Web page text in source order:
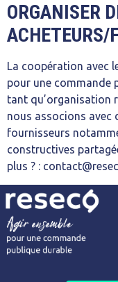
ORGANISER
ACHETEURS/
La coopération avec
pour une commande
tant qu’organisation
nous associons avec
fournisseurs
constructives
plus ? :